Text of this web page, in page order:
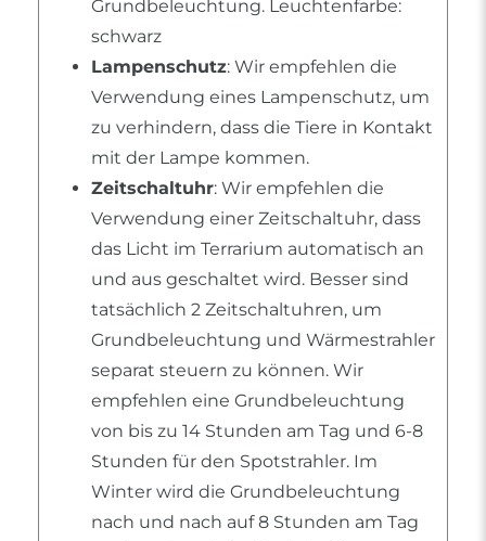
Grundbeleuchtung. Leuchtenfarbe:
schwarz
Lampenschutz: Wir empfehlen die
Verwendung eines Lampenschutz, um
zu verhindern, dass die Tiere in Kontakt
mit der Lampe kommen.
Zeitschaltuhr: Wir empfehlen die
Verwendung einer Zeitschaltuhr, dass
das Licht im Terrarium automatisch an
und aus geschaltet wird. Besser sind
tatsächlich 2 Zeitschaltuhren, um
Grundbeleuchtung und Wärmestrahler
separat steuern zu können. Wir
empfehlen eine Grundbeleuchtung
von bis zu 14 Stunden am Tag und 6-8
Stunden für den Spotstrahler. Im
Winter wird die Grundbeleuchtung
nach und nach auf 8 Stunden am Tag